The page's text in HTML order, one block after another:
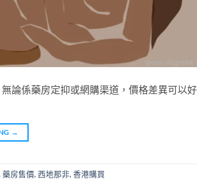
論係藥房定抑或網購渠道，價格差異可以好
→
藥房售價,西地那非,香港購買